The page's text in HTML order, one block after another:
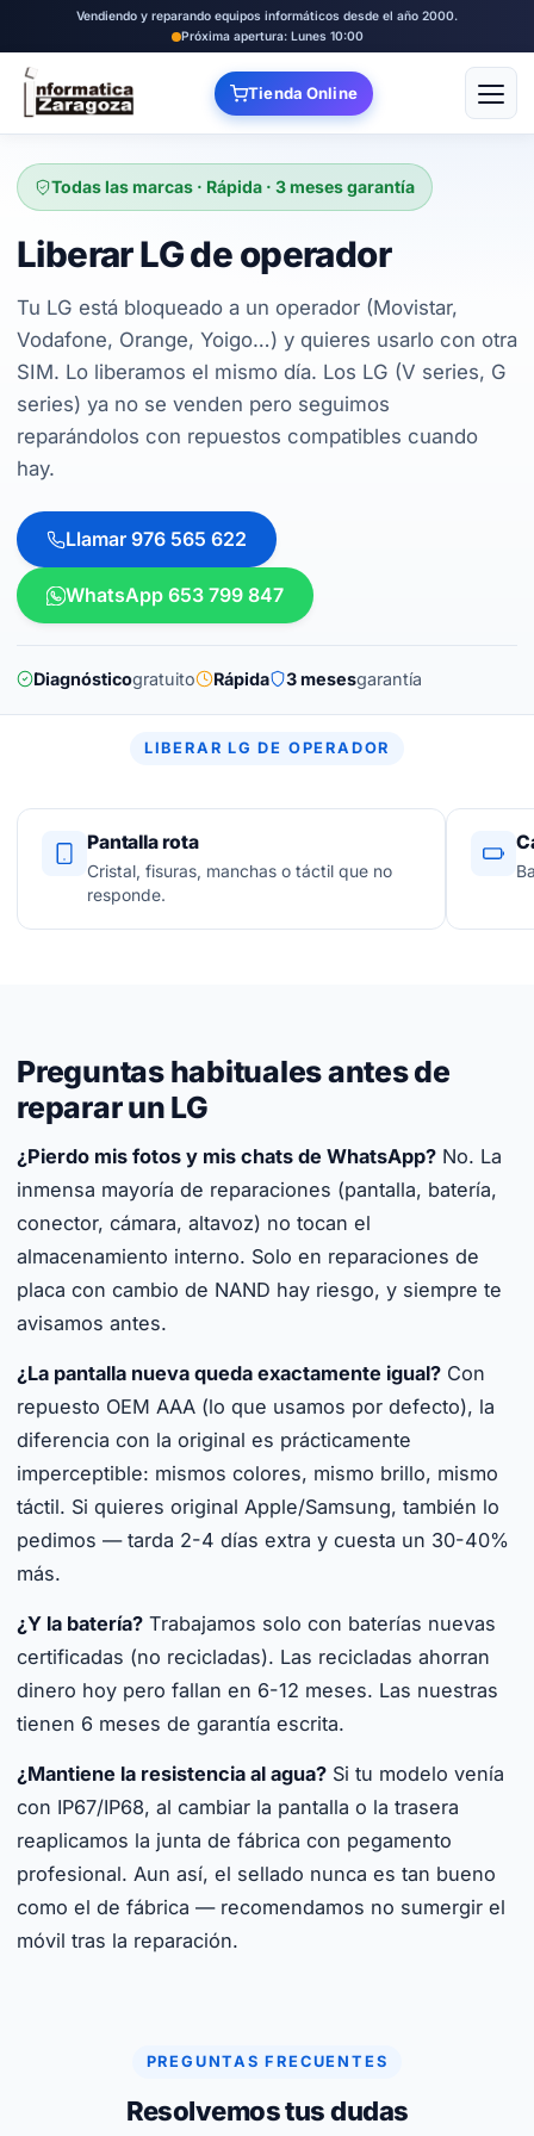
Vendiendo y reparando equipos informáticos desde el año 2000.
Próxima apertura: Lunes 10:00
Tienda Online Abrir
Todas las marcas · Rápida · 3 meses garantía
Liberar LG de operador
Tu LG está bloqueado a un operador (Movistar,
Vodafone, Orange, Yoigo…) y quieres usarlo con otra
SIM. Lo liberamos el mismo día. Los LG (V series, G
series) ya no se venden pero seguimos
reparándolos con repuestos compatibles cuando
hay.
Llamar 976 565 622
WhatsApp 653 799 847
Diagnósticogratuito Rápida 3 mesesgarantía
LIBERAR LG DE OPERADOR
Pantalla rota
Cristal, fisuras, manchas o táctil que no
responde.
Preguntas habituales antes de
reparar un LG
¿Pierdo mis fotos y mis chats de WhatsApp? No. La
inmensa mayoría de reparaciones (pantalla, batería,
conector, cámara, altavoz) no tocan el
almacenamiento interno. Solo en reparaciones de
placa con cambio de NAND hay riesgo, y siempre te
avisamos antes.
¿La pantalla nueva queda exactamente igual? Con
repuesto OEM AAA (lo que usamos por defecto), la
diferencia con la original es prácticamente
imperceptible: mismos colores, mismo brillo, mismo
táctil. Si quieres original Apple/Samsung, también lo
pedimos — tarda 2-4 días extra y cuesta un 30-40%
más.
¿Y la batería? Trabajamos solo con baterías nuevas
certificadas (no recicladas). Las recicladas ahorran
dinero hoy pero fallan en 6-12 meses. Las nuestras
tienen 6 meses de garantía escrita.
¿Mantiene la resistencia al agua? Si tu modelo venía
con IP67/IP68, al cambiar la pantalla o la trasera
reaplicamos la junta de fábrica con pegamento
profesional. Aun así, el sellado nunca es tan bueno
como el de fábrica — recomendamos no sumergir el
móvil tras la reparación.
PREGUNTAS FRECUENTES
Resolvemos tus dudas